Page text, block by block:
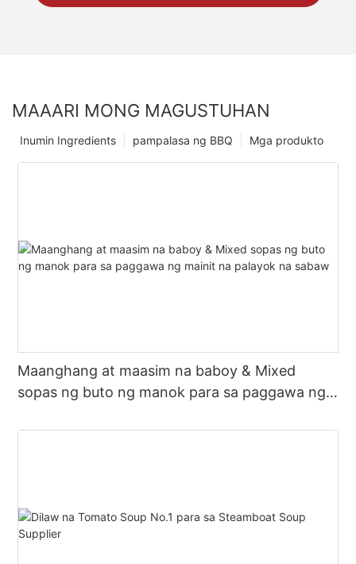
MAAARI MONG MAGUSTUHAN
Mga produkto
pampalasa ng BBQ
Inumin Ingredients
Maanghang at maasim na baboy & Mixed
sopas ng buto ng manok para sa paggawa ng